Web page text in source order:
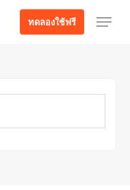
ทดลองใช้ฟรี เมนู